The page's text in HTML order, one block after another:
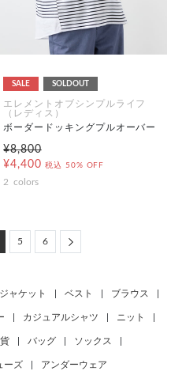
SALE SOLDOUT
エレメントオブシンプルライフ
（レディス）
ボーダードッキングプルオーバー
¥8,800
¥4,400 税込 50% OFF
2 colors
5 6 Next
ジャケット ベスト ブラウス
カジュアルシャツ ニット
バッグ ソックス
ーズ アンダーウェア